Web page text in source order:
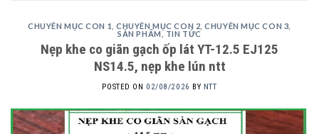
CHUYÊN MỤC CON 1 ,CHUYÊN MỤC CON 2 ,CHUYÊN MỤC CON 3
SẢN PHẨM , TIN TỨC
Nẹp khe co giãn gạch ốp lát YT-12.5 EJ125
NS14.5, nẹp khe lún ntt
POSTED ON 02/08/2026 BY NTT